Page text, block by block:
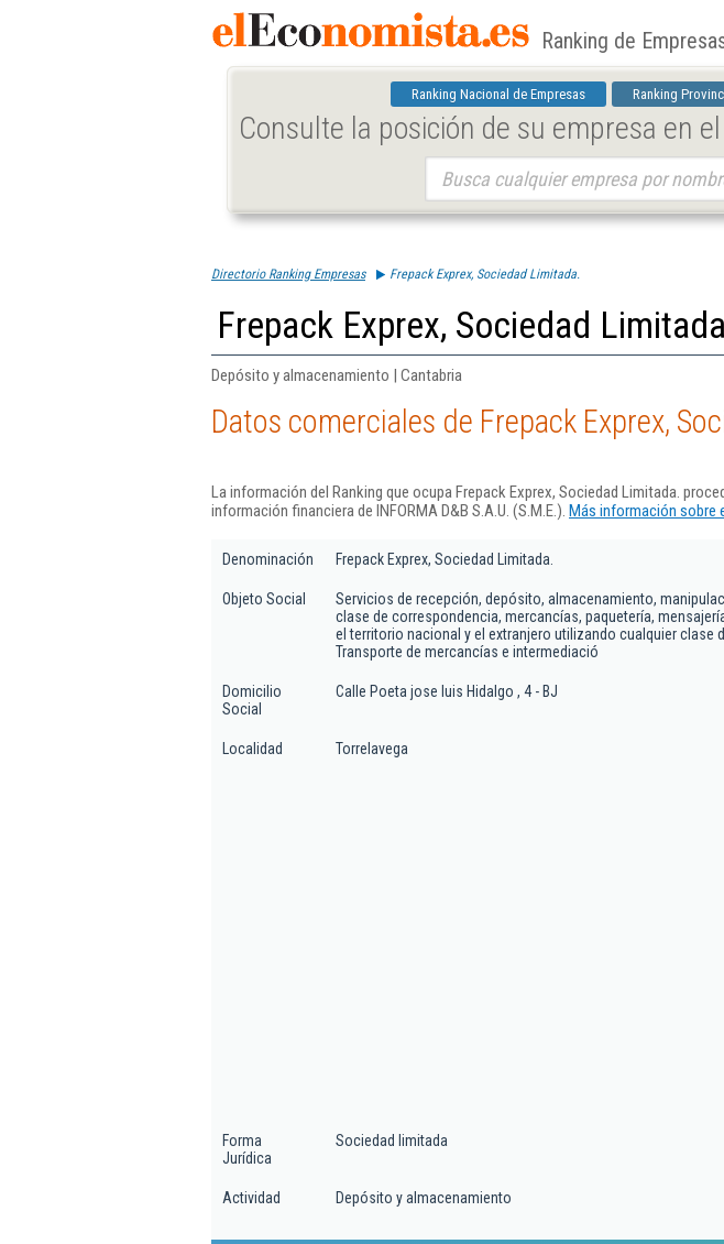
Ranking de
Ranking Nacional de Empresas Ranking
Consulte la posición de su empresa en
Directorio Ranking Empresas Frepack Exprex, Sociedad Limitada.
Frepack Exprex, Sociedad
Depósito y almacenamiento | Cantabria
Datos comerciales de Frepack Exprex,
La información del Ranking que ocupa Frepack Exprex, Sociedad Limitada.
información financiera de INFORMA D&B S.A.U. (S.M.E.). Más información sobre
Denominación Frepack Exprex, Sociedad Limitada.
Objeto Social
Servicios de recepción, depósito, almacenamiento,
clase de correspondencia, mercancías, paquetería,
el territorio nacional y el extranjero utilizando cualquier clase
Transporte de mercancías e intermediació
Domicilio
Social
Calle Poeta jose luis Hidalgo , 4 - BJ
Localidad Torrelavega
Forma
Jurídica
Sociedad limitada
Actividad Depósito y almacenamiento